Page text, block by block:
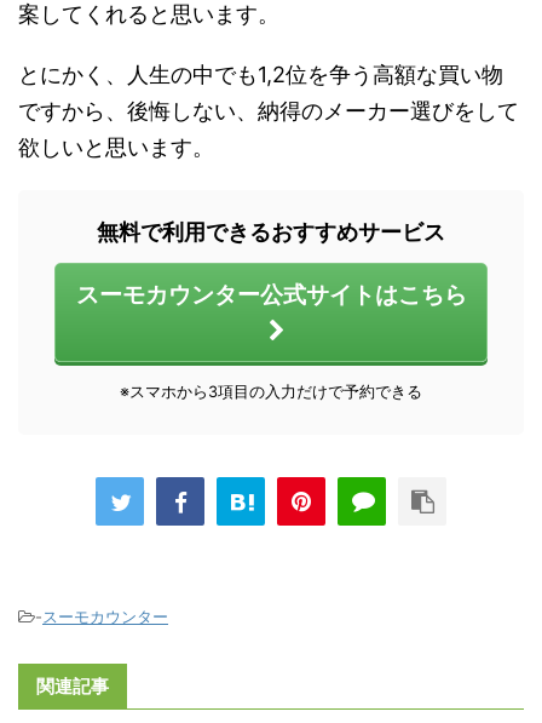
案してくれると思います。
とにかく、人生の中でも1,2位を争う高額な買い物
ですから、後悔しない、納得のメーカー選びをして
欲しいと思います。
無料で利用できるおすすめサービス
スーモカウンター公式サイトはこちら
※スマホから3項目の入力だけで予約できる
-スーモカウンター
関連記事